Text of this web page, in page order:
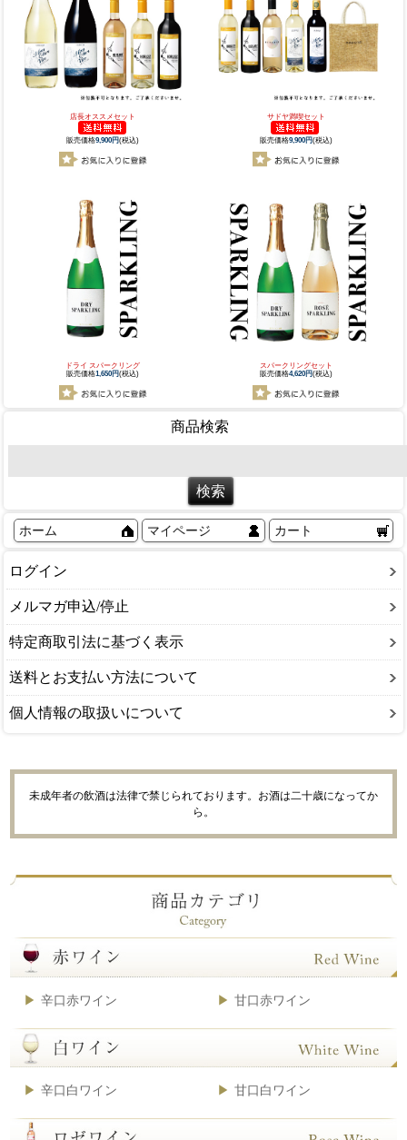
店長オススメセット
販売価格9,900円(税込)
サドヤ満喫セット
販売価格9,900円(税込)
ドライ スパークリング
販売価格1,650円(税込)
スパークリングセット
販売価格4,620円(税込)
商品検索
ホーム マイページ カート
ログイン
メルマガ申込/停止
特定商取引法に基づく表示
送料とお支払い方法について
個人情報の取扱いについて
未成年者の飲酒は法律で禁じられております。お酒は二十歳になってか
ら。
辛口赤ワイン 甘口赤ワイン
辛口白ワイン 甘口白ワイン